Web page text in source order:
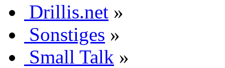
Drillis.net »
Sonstiges »
Small Talk »